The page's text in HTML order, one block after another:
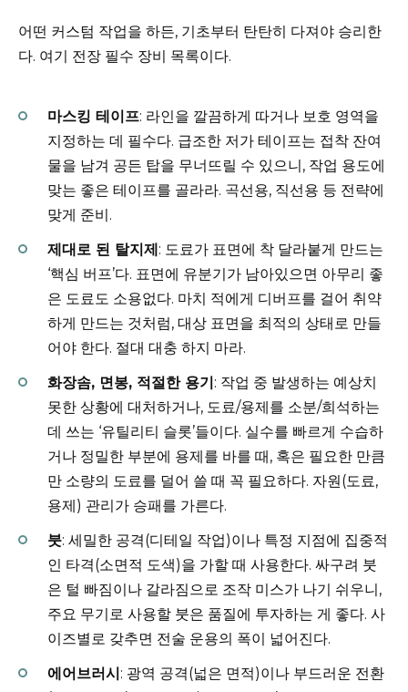
어떤 커스텀 작업을 하든, 기초부터 탄탄히 다져야 승리한
다. 여기 전장 필수 장비 목록이다.
마스킹 테이프: 라인을 깔끔하게 따거나 보호 영역을
지정하는 데 필수다. 급조한 저가 테이프는 접착 잔여
물을 남겨 공든 탑을 무너뜨릴 수 있으니, 작업 용도에
맞는 좋은 테이프를 골라라. 곡선용, 직선용 등 전략에
맞게 준비.
제대로 된 탈지제: 도료가 표면에 착 달라붙게 만드는
‘핵심 버프’다. 표면에 유분기가 남아있으면 아무리 좋
은 도료도 소용없다. 마치 적에게 디버프를 걸어 취약
하게 만드는 것처럼, 대상 표면을 최적의 상태로 만들
어야 한다. 절대 대충 하지 마라.
화장솜, 면봉, 적절한 용기: 작업 중 발생하는 예상치
못한 상황에 대처하거나, 도료/용제를 소분/희석하는
데 쓰는 ‘유틸리티 슬롯’들이다. 실수를 빠르게 수습하
거나 정밀한 부분에 용제를 바를 때, 혹은 필요한 만큼
만 소량의 도료를 덜어 쓸 때 꼭 필요하다. 자원(도료,
용제) 관리가 승패를 가른다.
붓: 세밀한 공격(디테일 작업)이나 특정 지점에 집중적
인 타격(소면적 도색)을 가할 때 사용한다. 싸구려 붓
은 털 빠짐이나 갈라짐으로 조작 미스가 나기 쉬우니,
주요 무기로 사용할 붓은 품질에 투자하는 게 좋다. 사
이즈별로 갖추면 전술 운용의 폭이 넓어진다.
에어브러시 : 광역 공격(넓은 면적)이나 부드러운 전환